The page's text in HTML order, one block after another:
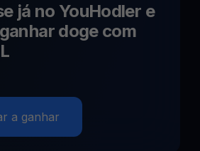
já no YouHodler e
doge com
a ganhar